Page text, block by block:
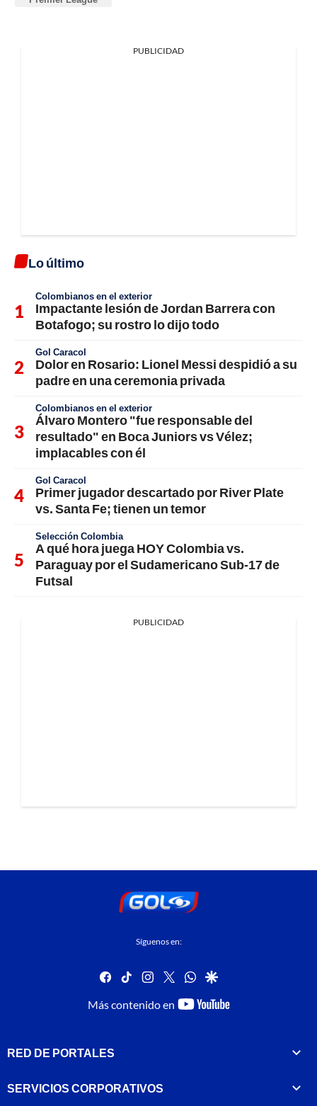
PUBLICIDAD
Lo último
Colombianos en el exterior
Impactante lesión de Jordan Barrera con
Botafogo; su rostro lo dijo todo
Gol Caracol
Dolor en Rosario: Lionel Messi despidió a su
padre en una ceremonia privada
Colombianos en el exterior
Álvaro Montero "fue responsable del
resultado" en Boca Juniors vs Vélez;
implacables con él
Gol Caracol
Primer jugador descartado por River Plate
vs. Santa Fe; tienen un temor
Selección Colombia
A qué hora juega HOY Colombia vs.
Paraguay por el Sudamericano Sub-17 de
Futsal
PUBLICIDAD
Síguenos en:
facebook
tiktok instagram
twitterwhatsapp
google
Más contenido en
youtube-
RED DE PORTALES
SERVICIOS CORPORATIVOS